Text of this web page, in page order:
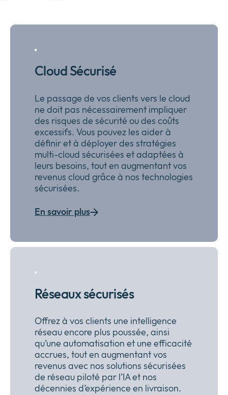
Cloud Sécurisé
Le passage de vos clients vers le cloud
ne doit pas nécessairement impliquer
des risques de sécurité ou des coûts
excessifs. Vous pouvez les aider à
définir et à déployer des stratégies
multi-cloud sécurisées et adaptées à
leurs besoins, tout en augmentant vos
revenus cloud grâce à nos technologies
sécurisées.
En savoir plus
Réseaux sécurisés
Offrez à vos clients une intelligence
réseau encore plus poussée, ainsi
qu’une automatisation et une efficacité
accrues, tout en augmentant vos
revenus avec nos solutions sécurisées
de réseau piloté par l’IA et nos
décennies d’expérience en livraison.